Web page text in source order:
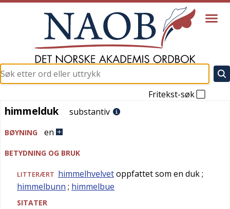
Fritekst-søk
himmelduk
himmelduk substantiv
BØYNING en
BETYDNING OG BRUK
LITTERÆRT himmelhvelvetoppfattet som en duk;
himmelbunn ; himmelbue
SITATER